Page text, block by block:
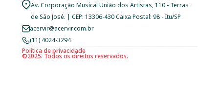
Av. Corporação Musical União dos Artistas, 110 - Terras
de São José. | CEP: 13306-430 Caixa Postal: 98 - Itu/SP
acervir@acervir.com.br
(11) 4024-3294
©2025. Todos os direitos reservados.
Política de privacidade